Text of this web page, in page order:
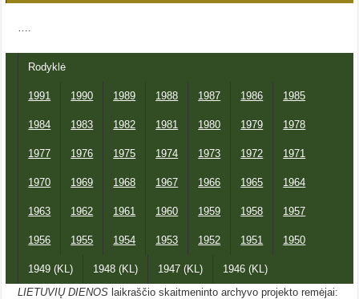
Rodyklė
1991 1990 1989 1988 1987 1986 1985
1984 1983 1982 1981 1980 1979 1978
1977 1976 1975 1974 1973 1972 1971
1970 1969 1968 1967 1966 1965 1964
1963 1962 1961 1960 1959 1958 1957
1956 1955 1954 1953 1952 1951 1950
1949 (KL) 1948 (KL) 1947 (KL)
1946 (KL)
LIETUVIŲ DIENOS laikraščio skaitmeninto archyvo projekto remėjai: